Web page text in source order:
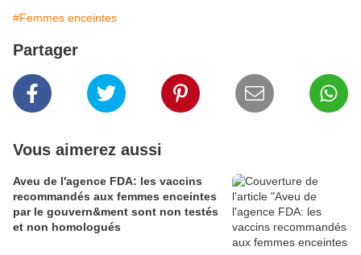
#Femmes enceintes
Partager
Vous aimerez aussi
Aveu de l'agence FDA: les vaccins
recommandés aux femmes enceintes
par le gouvern&ment sont non testés
et non homologués